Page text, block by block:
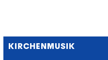
KIRCHENMUSIK